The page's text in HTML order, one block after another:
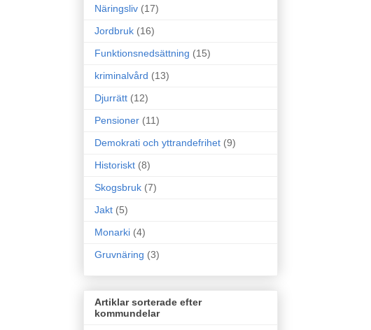
Näringsliv (17)
Jordbruk (16)
Funktionsnedsättning (15)
kriminalvård (13)
Djurrätt (12)
Pensioner (11)
Demokrati och yttrandefrihet (9)
Historiskt (8)
Skogsbruk (7)
Jakt (5)
Monarki (4)
Gruvnäring (3)
Artiklar sorterade efter
kommundelar